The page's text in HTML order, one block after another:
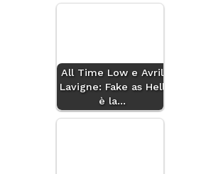
All Time Low e Avril
Lavigne: Fake as Hell
è la…